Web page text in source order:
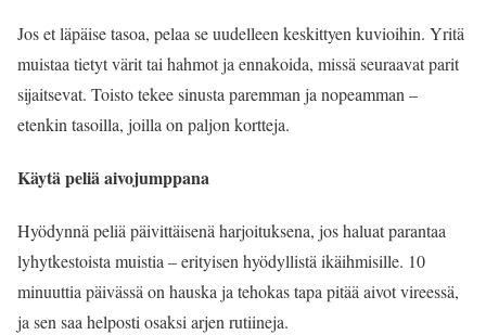
Jos et läpäise tasoa, pelaa se uudelleen keskittyen kuvioihin. Yritä
muistaa tietyt värit tai hahmot ja ennakoida, missä seuraavat parit
sijaitsevat. Toisto tekee sinusta paremman ja nopeamman –
etenkin tasoilla, joilla on paljon kortteja.
Käytä peliä aivojumppana
Hyödynnä peliä päivittäisenä harjoituksena, jos haluat parantaa
lyhytkestoista muistia – erityisen hyödyllistä ikäihmisille. 10
minuuttia päivässä on hauska ja tehokas tapa pitää aivot vireessä,
ja sen saa helposti osaksi arjen rutiineja.